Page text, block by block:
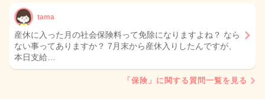
tama
産休に入った月の社会保険料って免除になりますよね？ なら
ない事ってありますか？ 7月末から産休入りしたんですが、
本日支給…
「保険」に関する質問一覧を見る